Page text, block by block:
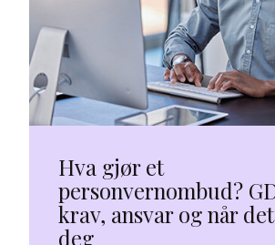
Hva gjør et
personvernombud?
krav, ansvar og når
deg